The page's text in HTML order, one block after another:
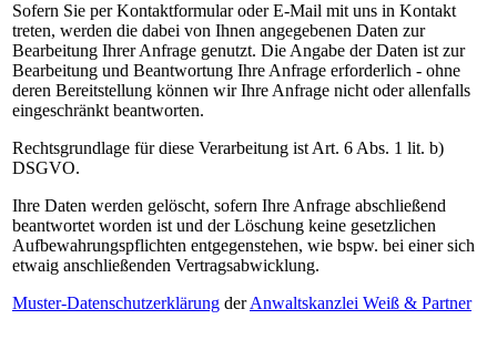
Sofern Sie per Kontaktformular oder E-Mail mit uns in Kontakt
treten, werden die dabei von Ihnen angegebenen Daten zur
Bearbeitung Ihrer Anfrage genutzt. Die Angabe der Daten ist zur
Bearbeitung und Beantwortung Ihre Anfrage erforderlich - ohne
deren Bereitstellung können wir Ihre Anfrage nicht oder allenfalls
eingeschränkt beantworten.
Rechtsgrundlage für diese Verarbeitung ist Art. 6 Abs. 1 lit. b)
DSGVO.
Ihre Daten werden gelöscht, sofern Ihre Anfrage abschließend
beantwortet worden ist und der Löschung keine gesetzlichen
Aufbewahrungspflichten entgegenstehen, wie bspw. bei einer sich
etwaig anschließenden Vertragsabwicklung.
Muster-Datenschutzerklärung derAnwaltskanzlei Weiß & Partner